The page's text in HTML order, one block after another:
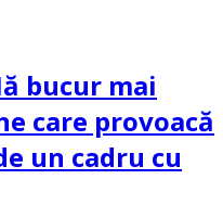
bucur mai
care provoacă
un cadru cu